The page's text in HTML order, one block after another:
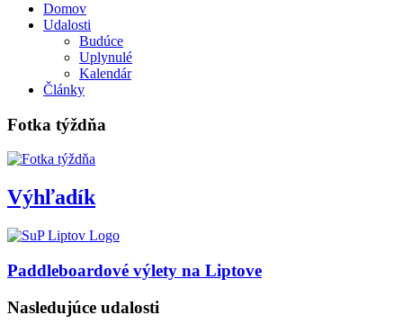
Domov
Udalosti
Budúce
Uplynulé
Kalendár
Články
Fotka týždňa
Výhľadík
Paddleboardové výlety na Liptove
Nasledujúce udalosti